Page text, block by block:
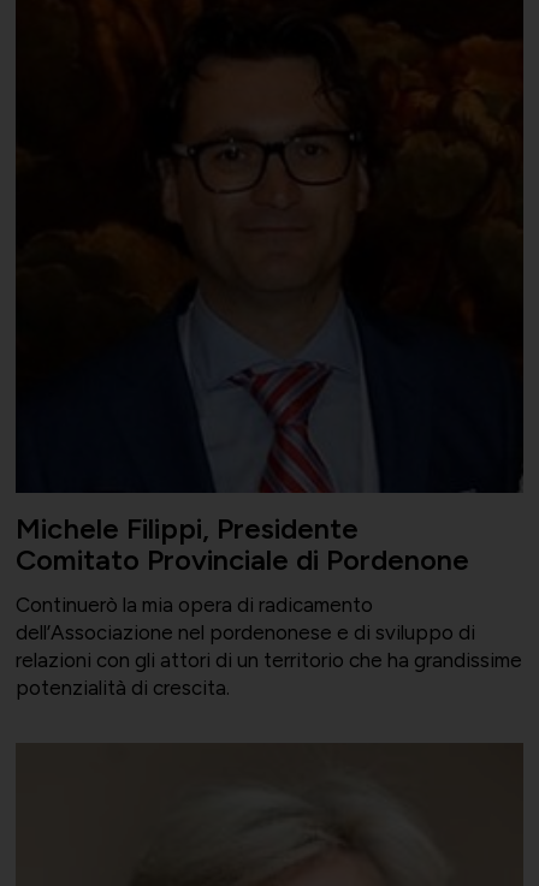
Michele Filippi, Presidente
Comitato Provinciale di Pordenone
Continuerò la mia opera di radicamento
dell’Associazione nel pordenonese e di sviluppo di
relazioni con gli attori di un territorio che ha grandissime
potenzialità di crescita.